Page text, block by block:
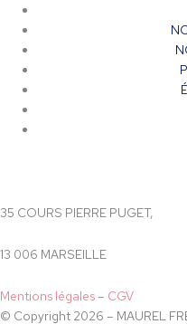
35 COURS PIERRE PUGET,
13 006 MARSEILLE
Mentions légales – CGV
© Copyright 2026 – MAUREL